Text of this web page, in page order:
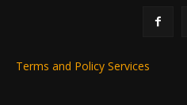
Terms and Policy Services